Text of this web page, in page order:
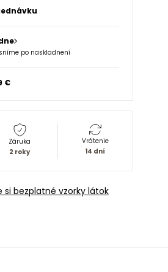
po naskladnení
€
Záruka
2 roky
Vrátenie
14 dní
si bezplatné vzorky látok